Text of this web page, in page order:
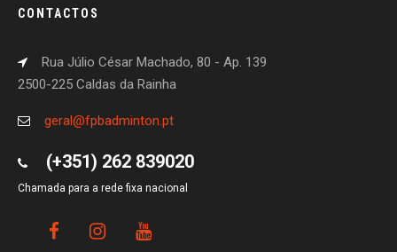
CONTACTOS
Rua Júlio César Machado, 80 - Ap. 139
2500-225 Caldas da Rainha
geral@fpbadminton.pt
(+351) 262 839020
Chamada para a rede fixa nacional